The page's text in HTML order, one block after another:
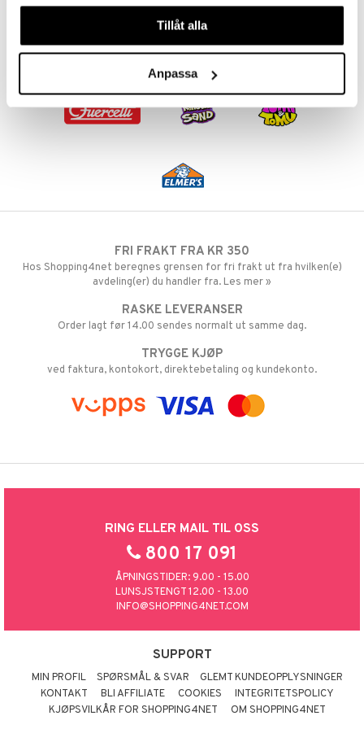
våra cookies vid fortsatt användande av vår webbplats.
Tillåt alla
Anpassa
FRI FRAKT FRA KR 350
Hos Shopping4net beregnes grensen for fri frakt ut fra hvilken(e)
avdeling(er) du handler fra. Les mer »
RASKE LEVERANSER
Order lagt før 14.00 sendes normalt ut samme dag.
TRYGGE KJØP
ved faktura, kontokort, direktebetaling og kundekonto.
RING ELLER MAIL TIL OSS
800 17 091
ÅPNINGSTIDER: 9.00 - 15.00
LUNSJSTENGT 12.00 - 13.00
INFO@SHOPPING4NET.COM
SUPPORT
MIN PROFIL SPØRSMÅL & SVAR
GLEMT KUNDEOPPLYSNINGER
KONTAKT
BLI AFFILIATE COOKIES
INTEGRITETSPOLICY
KJØPSVILKÅR FOR SHOPPING4NET
OM SHOPPING4NET